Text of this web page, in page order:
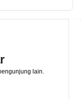
melakukan
lain.